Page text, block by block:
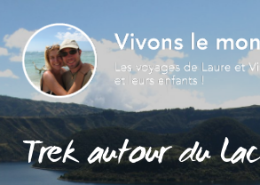
Trek autour du